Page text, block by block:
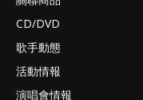
CD/DVD
歌手動態
活動情報
演唱會情報